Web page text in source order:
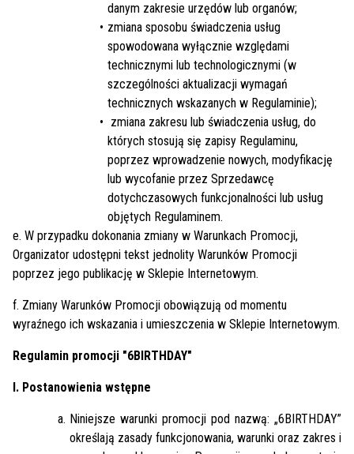
danym zakresie urzędów lub organów;
zmiana sposobu świadczenia usług
spowodowana wyłącznie względami
technicznymi lub technologicznymi (w
szczególności aktualizacji wymagań
technicznych wskazanych w Regulaminie);
zmiana zakresu lub świadczenia usług, do
których stosują się zapisy Regulaminu,
poprzez wprowadzenie nowych, modyfikację
lub wycofanie przez Sprzedawcę
dotychczasowych funkcjonalności lub usług
objętych Regulaminem.
e. W przypadku dokonania zmiany w Warunkach Promocji,
Organizator udostępni tekst jednolity Warunków Promocji
poprzez jego publikację w Sklepie Internetowym.
f. Zmiany Warunków Promocji obowiązują od momentu
wyraźnego ich wskazania i umieszczenia w Sklepie Internetowym.
Regulamin promocji "6BIRTHDAY"
I. Postanowienia wstępne
Niniejsze warunki promocji pod nazwą: „6BIRTHDAY”
określają zasady funkcjonowania, warunki oraz zakres i